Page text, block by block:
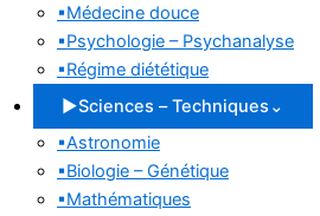
▪Médecine douce
▪Psychologie – Psychanalyse
▪Régime diététique
▶Sciences – Techniques ⌄
▪Astronomie
▪Biologie – Génétique
▪Mathématiques